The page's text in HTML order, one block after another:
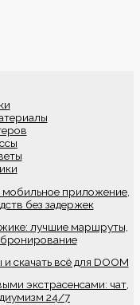
мобильное приложение,
без задержек
лучшие маршруты,
скачать всё для DOOM
экстрасенсами: чат,
24/7